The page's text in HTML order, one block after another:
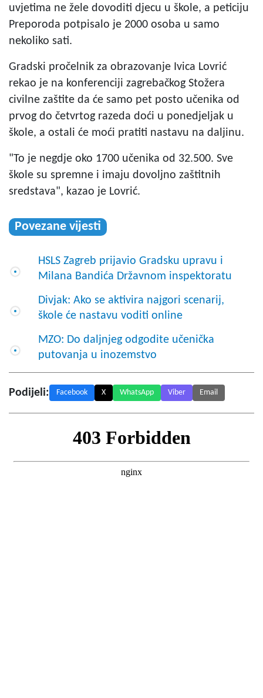
uvjetima ne žele dovoditi djecu u škole, a peticiju
Preporoda potpisalo je 2000 osoba u samo
nekoliko sati.
Gradski pročelnik za obrazovanje Ivica Lovrić
rekao je na konferenciji zagrebačkog Stožera
civilne zaštite da će samo pet posto učenika od
prvog do četvrtog razeda doći u ponedjeljak u
škole, a ostali će moći pratiti nastavu na daljinu.
"To je negdje oko 1700 učenika od 32.500. Sve
škole su spremne i imaju dovoljno zaštitnih
sredstava", kazao je Lovrić.
Povezane vijesti
HSLS Zagreb prijavio Gradsku upravu i
Milana Bandića Državnom inspektoratu
Divjak: Ako se aktivira najgori scenarij,
škole će nastavu voditi online
MZO: Do daljnjeg odgodite učenička
putovanja u inozemstvo
Podijeli: Facebook X WhatsApp Viber Email